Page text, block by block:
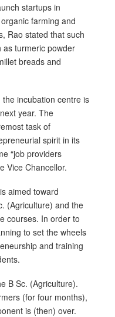
startups in
farming and
Rao stated that such
as turmeric powder
breads and
incubation centre is
year. The
task of
spirit in its
“job providers
Vice Chancellor.
aimed toward
(Agriculture) and the
courses. In order to
to set the wheels
and training
B Sc. (Agriculture).
(for four months),
is (then) over.